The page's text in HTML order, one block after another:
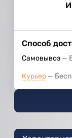
Способ
Самовывоз
Курьер